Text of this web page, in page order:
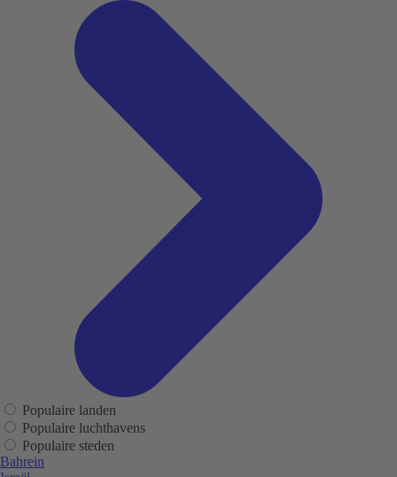
Populaire landen
Populaire luchthavens
Populaire steden
Bahrein